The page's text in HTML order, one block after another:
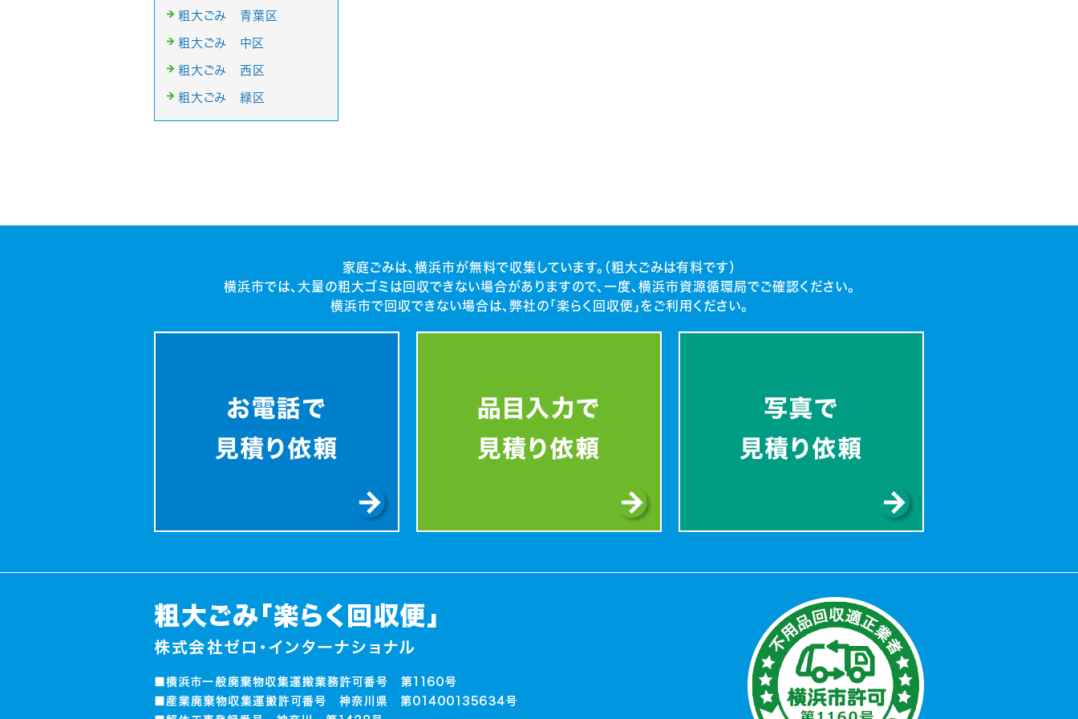
粗大ごみ 青葉区
粗大ごみ 中区
粗大ごみ 西区
粗大ごみ 緑区
家庭ごみは、横浜市が無料で収集しています。（粗大ごみは有料です）
横浜市では、大量の粗大ゴミは回収できない場合がありますので、一度、横浜市資源循環局でご確認ください。
横浜市で回収できない場合は、弊社の「楽らく回収便」をご利用ください。